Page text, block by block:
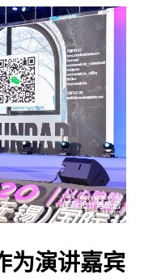
为演讲嘉宾